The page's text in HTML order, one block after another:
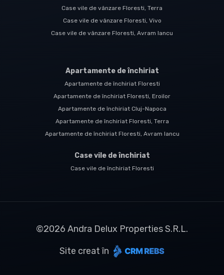
Case vile de vânzare Floresti, Terra
Case vile de vânzare Floresti, Vivo
Case vile de vânzare Floresti, Avram Iancu
Apartamente de închiriat
Apartamente de închiriat Floresti
Apartamente de închiriat Floresti, Eroilor
Apartamente de închiriat Cluj-Napoca
Apartamente de închiriat Floresti, Terra
Apartamente de închiriat Floresti, Avram Iancu
Case vile de închiriat
Case vile de închiriat Floresti
©2026 Andra Delux Properties S.R.L.
Site creat în